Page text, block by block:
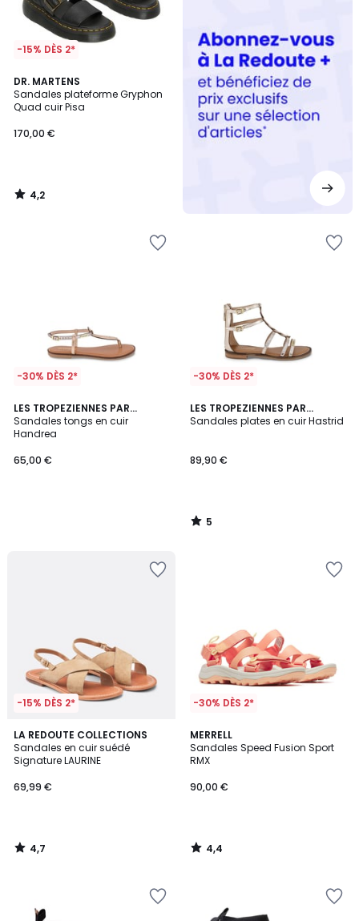
-15% DÈS 2*
DR. MARTENS
Sandales plateforme Gryphon
Quad cuir Pisa
170,00 €
4,2
/ 5
4,2
/
-30% DÈS 2*
LES TROPEZIENNES PAR
M.BELARBI
Sandales tongs en cuir
Handrea
65,00 €
-30% DÈS 2*
LES TROPEZIENNES PAR
M.BELARBI
Sandales plates en cuir Hastrid
89,90 €
5
/
5
/
-15% DÈS 2*
LA REDOUTE COLLECTIONS
Sandales en cuir suédé
Signature LAURINE
69,99 €
4,7
/ 5
4,7
/
-30% DÈS 2*
MERRELL
Sandales Speed Fusion Sport
RMX
90,00 €
4,4
/ 5
4,4
/